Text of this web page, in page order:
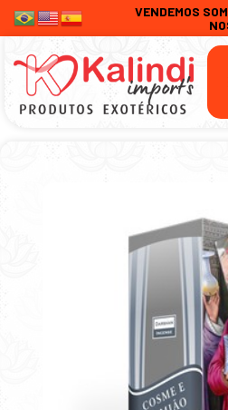
VENDEMOS